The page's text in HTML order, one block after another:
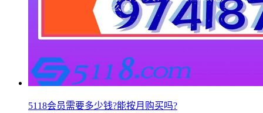
5118会员需要多少钱?能按月购买吗?